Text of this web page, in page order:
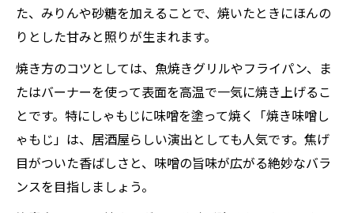
た、みりんや砂糖を加えることで、焼いたときにほんの
りとした甘みと照りが生まれます。
焼き方のコツとしては、魚焼きグリルやフライパン、ま
たはバーナーを使って表面を高温で一気に焼き上げるこ
とです。特にしゃもじに味噌を塗って焼く「焼き味噌し
ゃもじ」は、居酒屋らしい演出としても人気です。焦げ
目がついた香ばしさと、味噌の旨味が広がる絶妙なバラ
ンスを目指しましょう。